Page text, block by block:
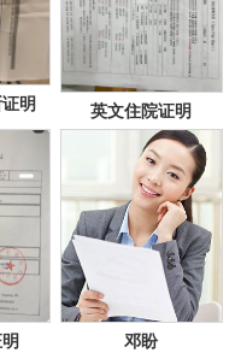
明 英文住院证明
邓盼